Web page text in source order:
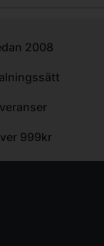
2008
999kr